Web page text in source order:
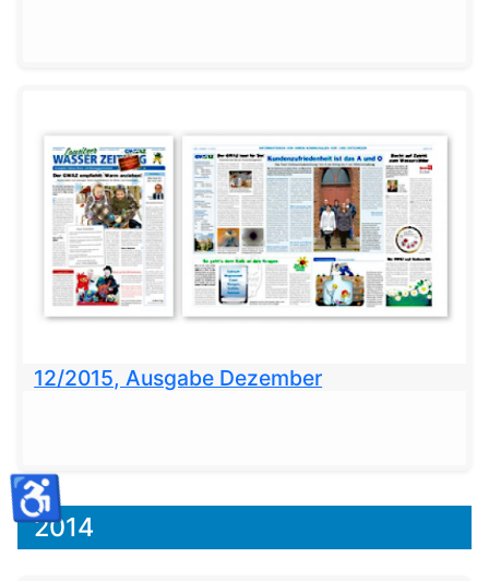
12/2015, Ausgabe Dezember
2014